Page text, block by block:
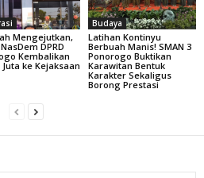
Mengejutkan,
DPRD
Kembalikan
Juta ke Kejaksaan
Budaya
Latihan Kontinyu
Berbuah Manis! SMAN 3
Ponorogo Buktikan
Karawitan Bentuk
Karakter Sekaligus
Borong Prestasi